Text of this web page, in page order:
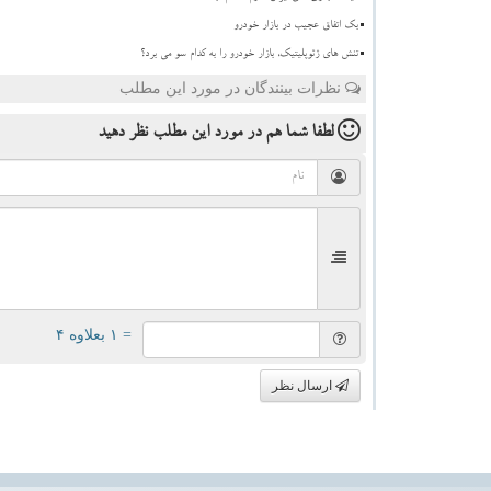
بک اتفاق عجیب در بازار خودرو
تنش های ژئوپلیتیک، بازار خودرو را به کدام سو می برد؟
نظرات بینندگان در مورد این مطلب
لطفا شما همدر مورد این مطلب نظر دهید
= ۱ بعلاوه ۴
ارسال نظر